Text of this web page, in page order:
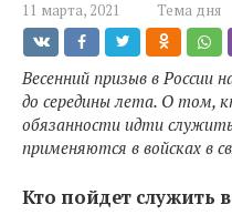
11 марта, 2021 Тема дня
Весенний призыв в России
до середины лета. О том,
обязанности идти
применяются в войсках в
Кто пойдет служить